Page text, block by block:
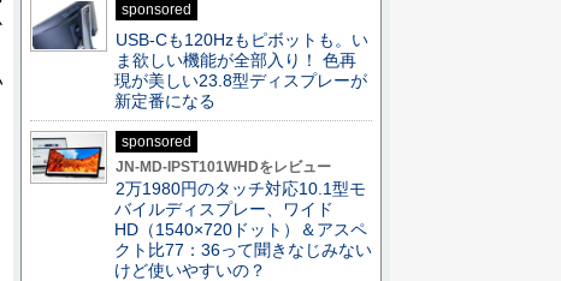
sponsored
USB-Cも120Hzもピボットも。い
ま欲しい機能が全部入り！ 色再
現が美しい23.8型ディスプレーが
新定番になる
sponsored
JN-MD-IPST101WHDをレビュー
2万1980円のタッチ対応10.1型モ
バイルディスプレー、ワイド
HD（1540×720ドット）＆アスペ
クト比77：36って聞きなじみない
けど使いやすいの？